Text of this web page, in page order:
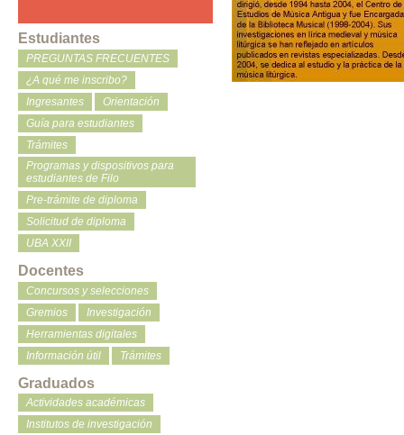
Estudiantes
PREGUNTAS FRECUENTES
¿A qué me inscribo?
Ingresantes
Orientación
Guía para estudiantes
Trámites
Programas y dispositivos para
estudiantes de Filo
Pre-trámite de diploma
Solicitud de diploma
UBA XXII
Docentes
Concursos y selecciones
Gremios
Investigación
Herramientas digitales
Información útil
Trámites
Graduados
Actividades académicas
Institutos de investigación